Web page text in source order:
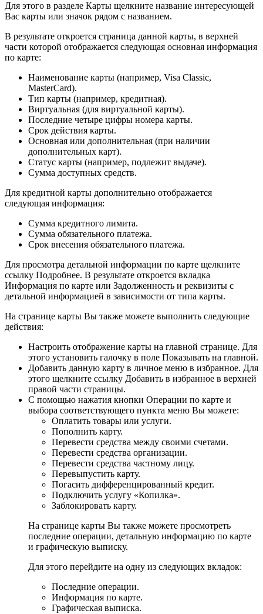
Для этого в разделе Карты щелкните название интересующей
Вас карты или значок рядом с названием.
В результате откроется страница данной карты, в верхней
части которой отображается следующая основная информация
по карте:
Наименование карты (например, Visa Classic,
MasterCard).
Тип карты (например, кредитная).
Виртуальная (для виртуальной карты).
Последние четыре цифры номера карты.
Срок действия карты.
Основная или дополнительная (при наличии
дополнительных карт).
Статус карты (например, подлежит выдаче).
Сумма доступных средств.
Для кредитной карты дополнительно отображается
следующая информация:
Сумма кредитного лимита.
Сумма обязательного платежа.
Срок внесения обязательного платежа.
Для просмотра детальной информации по карте щелкните
ссылку Подробнее. В результате откроется вкладка
Информация по карте или Задолженность и реквизиты с
детальной информацией в зависимости от типа карты.
На странице карты Вы также можете выполнить следующие
действия:
Настроить отображение карты на главной странице. Для
этого установить галочку в поле Показывать на главной.
Добавить данную карту в личное меню в избранное. Для
этого щелкните ссылку Добавить в избранное в верхней
правой части страницы.
С помощью нажатия кнопки Операции по карте и
выбора соответствующего пункта меню Вы можете:
Оплатить товары или услуги.
Пополнить карту.
Перевести средства между своими счетами.
Перевести средства организации.
Перевести средства частному лицу.
Перевыпустить карту.
Погасить дифференцированный кредит.
Подключить услугу «Копилка».
Заблокировать карту.
На странице карты Вы также можете просмотреть
последние операции, детальную информацию по карте
и графическую выписку.
Для этого перейдите на одну из следующих вкладок:
Последние операции.
Информация по карте.
Графическая выписка.